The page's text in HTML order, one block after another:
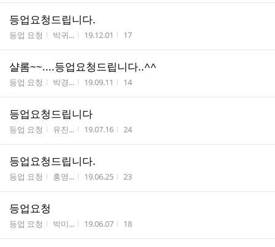
등업요청드립니다.
게시판명
등업 요청 작성자
박귀... 작성시간
19.12.01 조회수
17
샬롬~~....등업요청드립니다..^^
게시판명
등업 요청 작성자
박경... 작성시간
19.09.11 조회수
14
등업요청드립니다
게시판명
등업 요청 작성자
유진... 작성시간
19.07.16 조회수
24
등업요청드립니다.
게시판명
등업 요청 작성자
홍영... 작성시간
19.06.25 조회수
23
등업요청
게시판명
등업 요청 작성자
박미... 작성시간
19.06.07 조회수
18